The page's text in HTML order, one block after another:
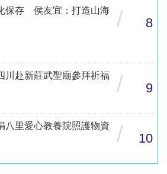
保存 侯友宜：打造山海
/ 8
赴新莊武聖廟參拜祈福
/ 9
里愛心教養院照護物資
/ 10